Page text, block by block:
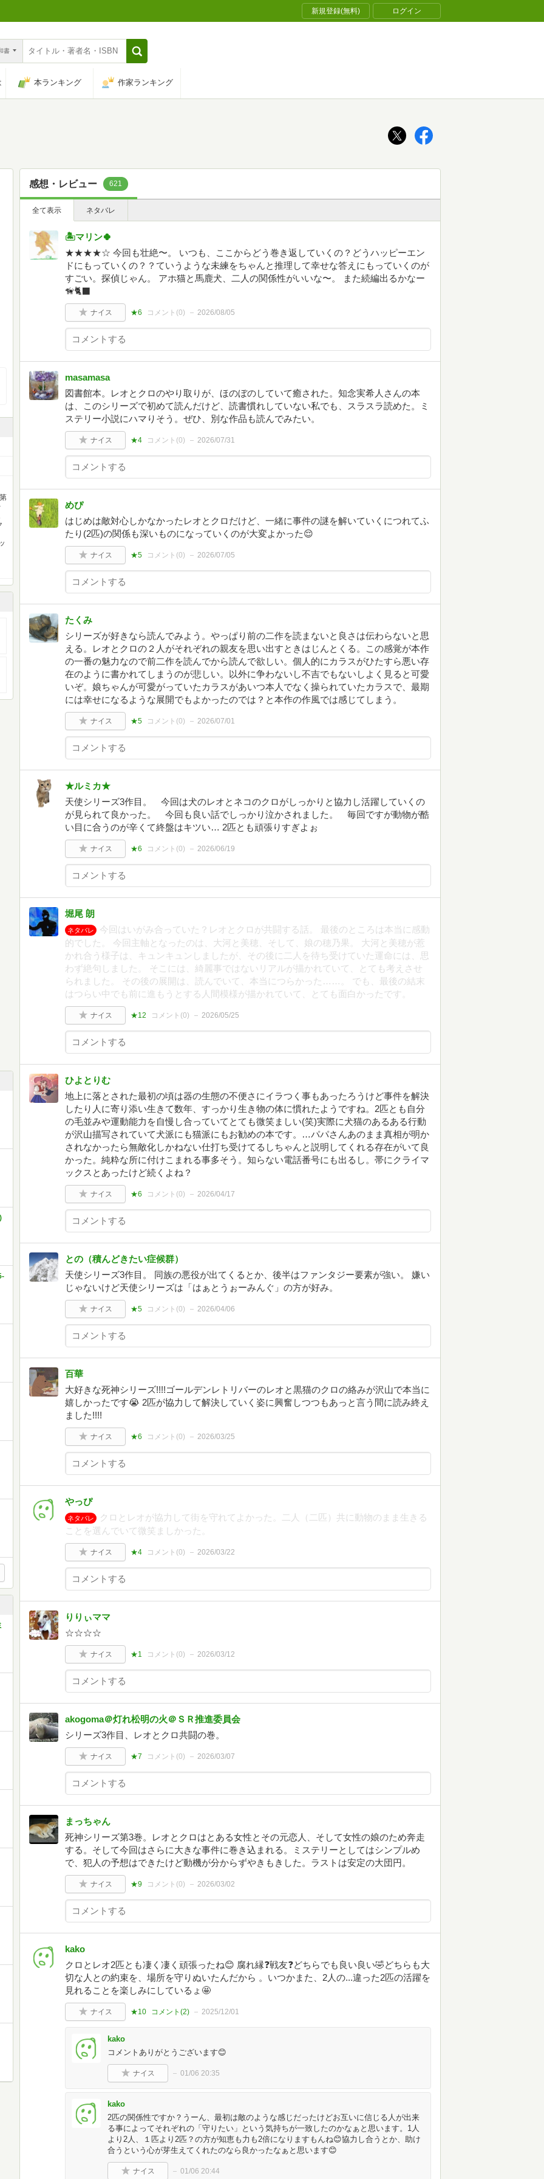
新規登録(無料) ログイン
書
本ランキング 作家ランキング
感想・レビュー 621
全て表示 ネタバレ
🏝マリン🍀
★★★★☆ 今回も壮絶〜。 いつも、ここからどう巻き返していくの？どうハッピーエン
ドにもっていくの？？ていうような未練をちゃんと推理して幸せな答えにもっていくのが
すごい。探偵じゃん。 アホ猫と馬鹿犬、二人の関係性がいいな〜。 また続編出るかなー
🦮🐈‍⬛
ナイス ★6 コメント(0) 2026/08/05
masamasa
図書館本。レオとクロのやり取りが、ほのぼのしていて癒された。知念実希人さんの本
は、このシリーズで初めて読んだけど、読書慣れしていない私でも、スラスラ読めた。ミ
ステリー小説にハマりそう。ぜひ、別な作品も読んでみたい。
ナイス ★4 コメント(0) 2026/07/31
めぴ
はじめは敵対心しかなかったレオとクロだけど、一緒に事件の謎を解いていくにつれてふ
たり(2匹)の関係も深いものになっていくのが大変よかった😌
ナイス ★5 コメント(0) 2026/07/05
たくみ
シリーズが好きなら読んでみよう。やっぱり前の二作を読まないと良さは伝わらないと思
える。レオとクロの２人がそれぞれの親友を思い出すときはじんとくる。この感覚が本作
の一番の魅力なので前二作を読んでから読んで欲しい。個人的にカラスがひたすら悪い存
在のように書かれてしまうのが悲しい。以外に争わないし不吉でもないしよく見ると可愛
いぞ。娘ちゃんが可愛がっていたカラスがあいつ本人でなく操られていたカラスで、最期
には幸せになるような展開でもよかったのでは？と本作の作風では感じてしまう。
ナイス ★5 コメント(0) 2026/07/01
★ルミカ★
天使シリーズ3作目。 今回は犬のレオとネコのクロがしっかりと協力し活躍していくの
が見られて良かった。 今回も良い話でしっかり泣かされました。 毎回ですが動物が酷
い目に合うのが辛くて終盤はキツい… 2匹とも頑張りすぎよぉ
ナイス ★6 コメント(0) 2026/06/19
堀尾 朗
ネタバレ
今回はいがみ合っていた？レオとクロが共闘する話。 最後のところは本当に感動
的でした。 今回主軸となったのは、大河と美穂、そして、娘の穂乃果。 大河と美穂が惹
かれ合う様子は、キュンキュンしましたが、その後に二人を待ち受けていた運命には、思
わず絶句しました。 そこには、綺麗事ではないリアルが描かれていて、とても考えさせ
られました。 その後の展開は、読んでいて、本当につらかった……。 でも、最後の結末
はつらい中でも前に進もうとする人間模様が描かれていて、とても面白かったです。
ナイス ★12 コメント(0) 2026/05/25
ひよとりむ
地上に落とされた最初の頃は器の生態の不便さにイラつく事もあったろうけど事件を解決
したり人に寄り添い生きて数年、すっかり生き物の体に慣れたようですね。2匹とも自分
の毛並みや運動能力を自慢し合っていてとても微笑ましい(笑)実際に犬猫のあるある行動
が沢山描写されていて犬派にも猫派にもお勧めの本です。…パパさんあのまま真相が明か
されなかったら無敵化しかねない仕打ち受けてるしちゃんと説明してくれる存在がいて良
かった。純粋な所に付けこまれる事多そう。知らない電話番号にも出るし。帯にクライマ
ックスとあったけど続くよね？
ナイス ★6 コメント(0) 2026/04/17
との（積んどきたい症候群）
天使シリーズ3作目。 同族の悪役が出てくるとか、後半はファンタジー要素が強い。 嫌い
じゃないけど天使シリーズは「はぁとうぉーみんぐ」の方が好み。
ナイス ★5 コメント(0) 2026/04/06
百華
大好きな死神シリーズ!!!!ゴールデンレトリバーのレオと黒猫のクロの絡みが沢山で本当に
嬉しかったです😭 2匹が協力して解決していく姿に興奮しつつもあっと言う間に読み終え
ました!!!!
ナイス ★6 コメント(0) 2026/03/25
やっぴ
ネタバレ
クロとレオが協力して街を守れてよかった。二人（二匹）共に動物のまま生きる
ことを選んでいて微笑ましかった。
ナイス ★4 コメント(0) 2026/03/22
りりぃママ
☆☆☆☆
ナイス ★1 コメント(0) 2026/03/12
akogoma＠灯れ松明の火＠ＳＲ推進委員会
シリーズ3作目、レオとクロ共闘の巻。
ナイス ★7 コメント(0) 2026/03/07
まっちゃん
死神シリーズ第3巻。レオとクロはとある女性とその元恋人、そして女性の娘のため奔走
する。そして今回はさらに大きな事件に巻き込まれる。ミステリーとしてはシンプルめ
で、犯人の予想はできたけど動機が分からずやきもきした。ラストは安定の大団円。
ナイス ★9 コメント(0) 2026/03/02
kako
クロとレオ2匹とも凄く凄く頑張ったね😊 腐れ縁❓️戦友❓️どちらでも良い良い🤣どちらも大
切な人との約束を、場所を守りぬいたんだから 。いつかまた、2人の...違った2匹の活躍を
見れることを楽しみにしているょ🤩
ナイス ★10 コメント(2) 2025/12/01
kako
コメントありがとうございます😊
ナイス 01/06 20:35
kako
2匹の関係性ですか？うーん、最初は敵のような感じだったけどお互いに信じる人が出来
る事によってそれぞれの「守りたい」という気持ちが一致したのかなぁと思います。1人
より2人、１匹より2匹？の方が知恵も力も2倍になりますもんね😊協力し合うとか、助け
合うという心が芽生えてくれたのなら良かったなぁと思います😊
ナイス 01/06 20:44